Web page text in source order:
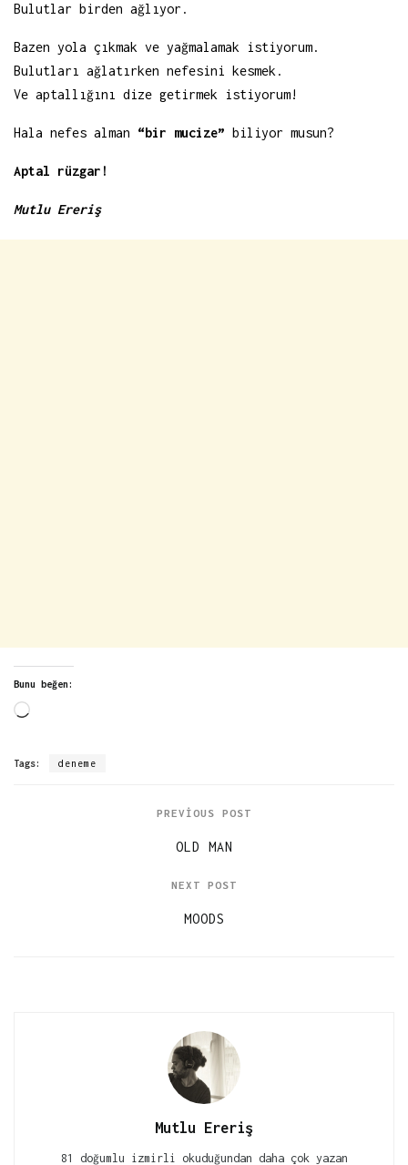
Bulutlar birden ağlıyor.
Bazen yola çıkmak ve yağmalamak istiyorum.
Bulutları ağlatırken nefesini kesmek.
Ve aptallığını dize getirmek istiyorum!
Hala nefes alman “bir mucize” biliyor musun?
Aptal rüzgar!
Mutlu Ereriş
Bunu beğen:
Yükleniyor...
Tags: deneme
PREVIOUS POST
OLD MAN
NEXT POST
MOODS
Mutlu Ereriş
81 doğumlu izmirli okuduğundan daha çok yazan